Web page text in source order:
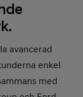
avancerad
enkel
med